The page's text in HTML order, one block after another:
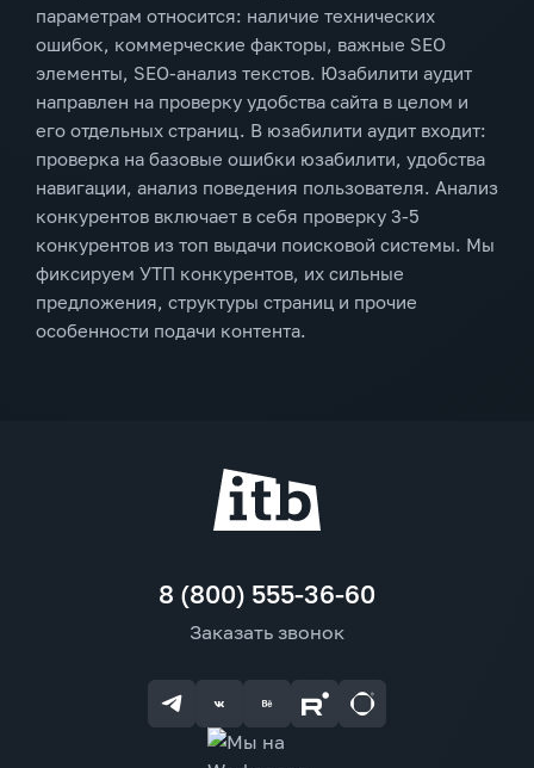
параметрам относится: наличие технических
ошибок, коммерческие факторы, важные SEO
элементы, SEO-анализ текстов. Юзабилити аудит
направлен на проверку удобства сайта в целом и
его отдельных страниц. В юзабилити аудит входит:
проверка на базовые ошибки юзабилити, удобства
навигации, анализ поведения пользователя. Анализ
конкурентов включает в себя проверку 3-5
конкурентов из топ выдачи поисковой системы. Мы
фиксируем УТП конкурентов, их сильные
предложения, структуры страниц и прочие
особенности подачи контента.
8 (800) 555-36-60
Заказать звонок